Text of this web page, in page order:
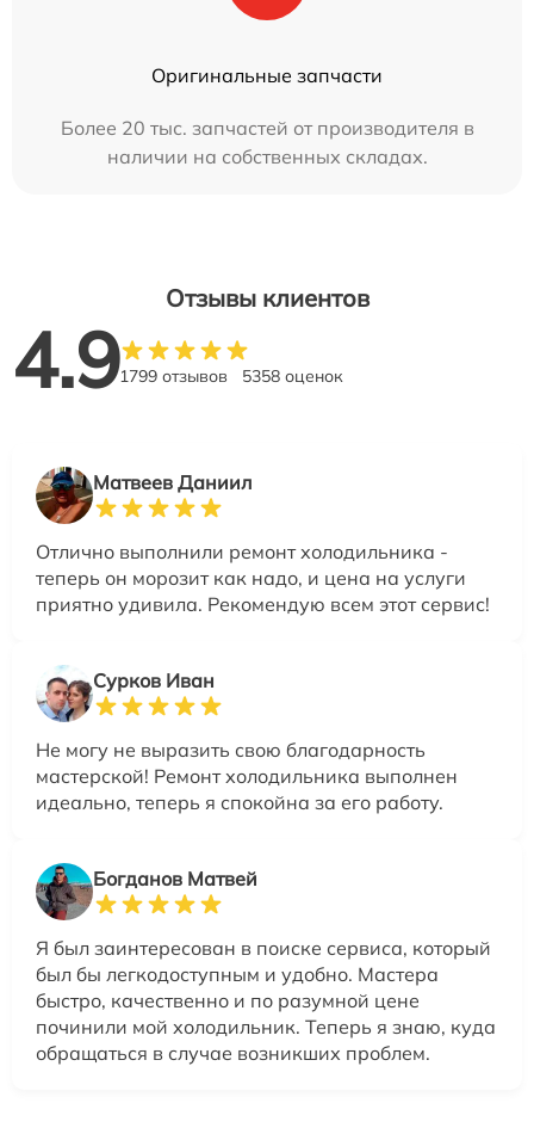
Оригинальные запчасти
Более 20 тыс. запчастей от производителя в
наличии на собственных складах.
Отзывы клиентов
4.91799 отзывов 5358 оценок
Матвеев Даниил
Отлично выполнили ремонт холодильника -
теперь он морозит как надо, и цена на услуги
приятно удивила. Рекомендую всем этот сервис!
Сурков Иван
Не могу не выразить свою благодарность
мастерской! Ремонт холодильника выполнен
идеально, теперь я спокойна за его работу.
Богданов Матвей
Я был заинтересован в поиске сервиса, который
был бы легкодоступным и удобно. Мастера
быстро, качественно и по разумной цене
починили мой холодильник. Теперь я знаю, куда
обращаться в случае возникших проблем.